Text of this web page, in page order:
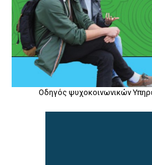
Οδηγός ψυχοκοινωνικών